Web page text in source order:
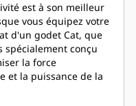
est à son meilleur
vous équipez votre
d'un godet Cat, que
spécialement conçu
la force
et la puissance de la